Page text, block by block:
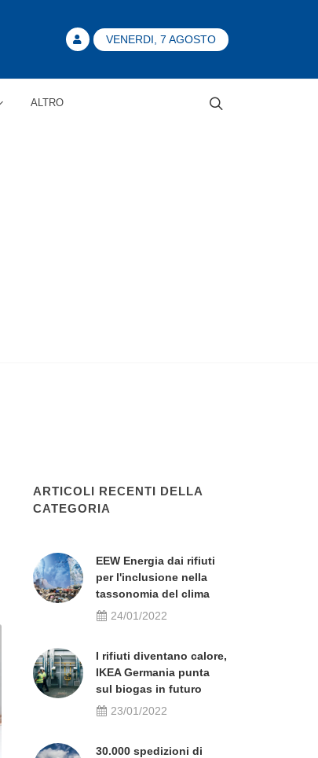
VENERDI, 7 AGOSTO
ALTRO
ARTICOLI RECENTI DELLA
CATEGORIA
EEW Energia dai rifiuti
per l'inclusione nella
tassonomia del clima
24/01/2022
I rifiuti diventano calore,
IKEA Germania punta
sul biogas in futuro
23/01/2022
30.000 spedizioni di